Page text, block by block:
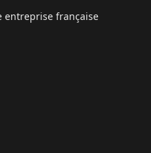
entreprise française